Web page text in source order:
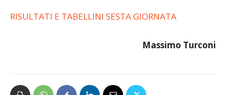
RISULTATI E TABELLINI SESTA GIORNATA
Massimo Turconi